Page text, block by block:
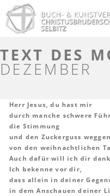
Weiter
zum
Inhalt
TEXT DES
DEZEMBER
Herr Jesus, du hast mir
durch manche schwere
die Stimmung
und den Zuckerguss
von den weihnachtlichen
Auch dafür will ich dir
Ich bekenne vor dir,
dass allein in deiner
in dem Anschauen deiner